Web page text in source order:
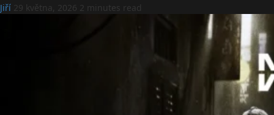
Jiří 29 května, 2026 2 minutes read